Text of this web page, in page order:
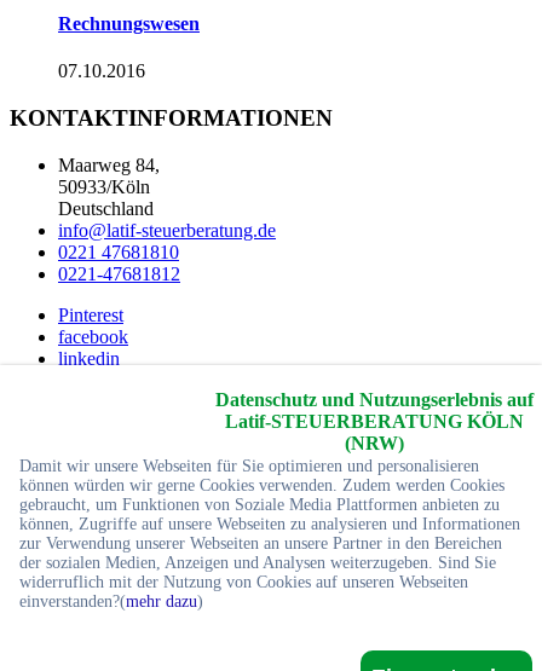
Rechnungswesen
07.10.2016
KONTAKTINFORMATIONEN
Maarweg 84,
50933/Köln
Deutschland
info@latif-steuerberatung.de
0221 47681810
0221-47681812
Pinterest
facebook
linkedin
Alle Rechte reservier
Startseite
Impressum
Sitemap
Referenzen
Kontakt
Datenschutz und Nutzungserlebnis auf
Latif-STEUERBERATUNG KÖLN
(NRW)
Damit wir unsere Webseiten für Sie optimieren und personalisieren
können würden wir gerne Cookies verwenden. Zudem werden Cookies
gebraucht, um Funktionen von Soziale Media Plattformen anbieten zu
können, Zugriffe auf unsere Webseiten zu analysieren und Informationen
zur Verwendung unserer Webseiten an unsere Partner in den Bereichen
der sozialen Medien, Anzeigen und Analysen weiterzugeben. Sind Sie
widerruflich mit der Nutzung von Cookies auf unseren Webseiten
einverstanden?(mehr dazu)